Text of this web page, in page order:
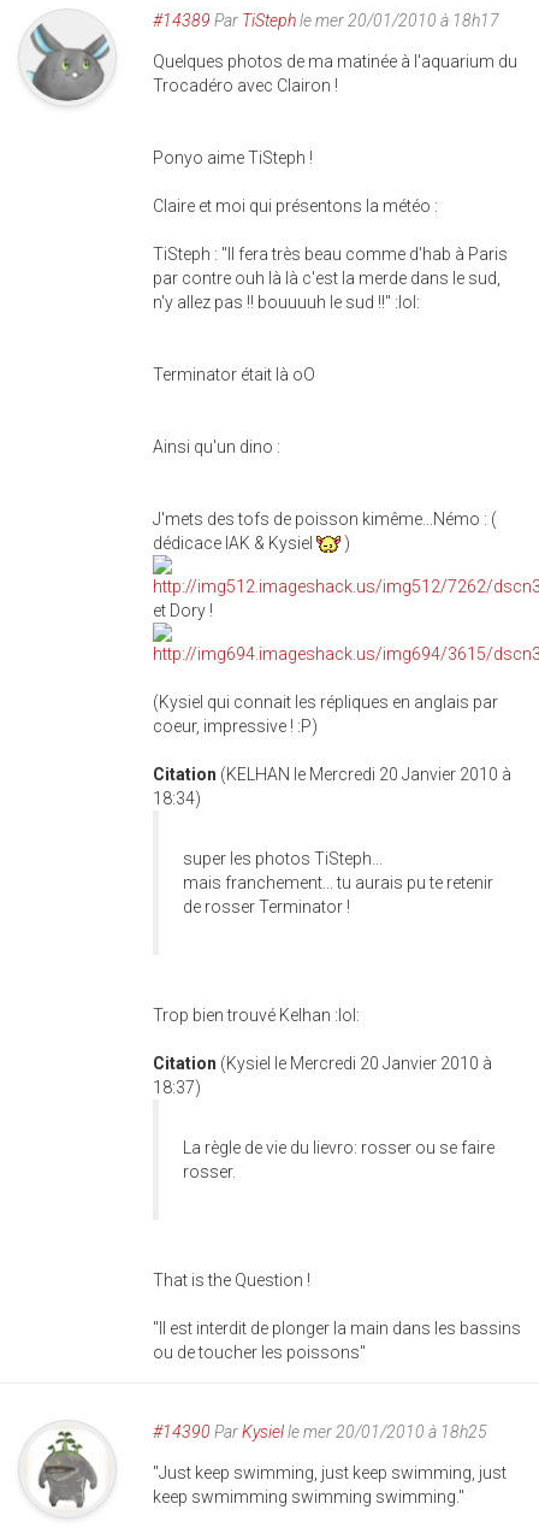
#14389 Par TiStephle mer 20/01/2010 à 18h17
Quelques photos de ma matinée à l'aquarium du
Trocadéro avec Clairon !
Ponyo aime TiSteph !
Claire et moi qui présentons la météo :
TiSteph : "Il fera très beau comme d'hab à Paris
par contre ouh là là c'est la merde dans le sud,
n'y allez pas !! bouuuuh le sud !!" :lol:
Terminator était là oO
Ainsi qu'un dino :
J'mets des tofs de poisson kimême...Némo : (
dédicace IAK & Kysiel
)
et Dory !
(Kysiel qui connait les répliques en anglais par
coeur, impressive ! :P)
Citation (KELHAN le Mercredi 20 Janvier 2010 à
18:34)
super les photos TiSteph...
mais franchement... tu aurais pu te retenir
de rosser Terminator !
Trop bien trouvé Kelhan :lol:
Citation (Kysiel le Mercredi 20 Janvier 2010 à
18:37)
La règle de vie du lievro: rosser ou se faire
rosser.
That is the Question !
"Il est interdit de plonger la main dans les bassins
ou de toucher les poissons"
#14390 ParKysielle mer 20/01/2010 à 18h25
"Just keep swimming, just keep swimming, just
keep swmimming swimming swimming."